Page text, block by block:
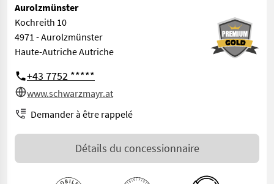
Aurolzmünster
Kochreith 10
4971 - Aurolzmünster
Haute-Autriche Autriche
+43 7752 *****
www.schwarzmayr.at
Demander à être rappelé
Détails du concessionnaire